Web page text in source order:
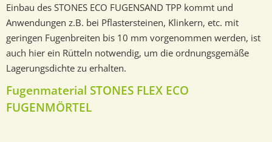
Einbau des STONES ECO FUGENSAND TPP kommt und
Anwendungen z.B. bei Pflastersteinen, Klinkern, etc. mit
geringen Fugenbreiten bis 10 mm vorgenommen werden, ist
auch hier ein Rütteln notwendig, um die ordnungsgemäße
Lagerungsdichte zu erhalten.
Fugenmaterial STONES FLEX ECO
FUGENMÖRTEL